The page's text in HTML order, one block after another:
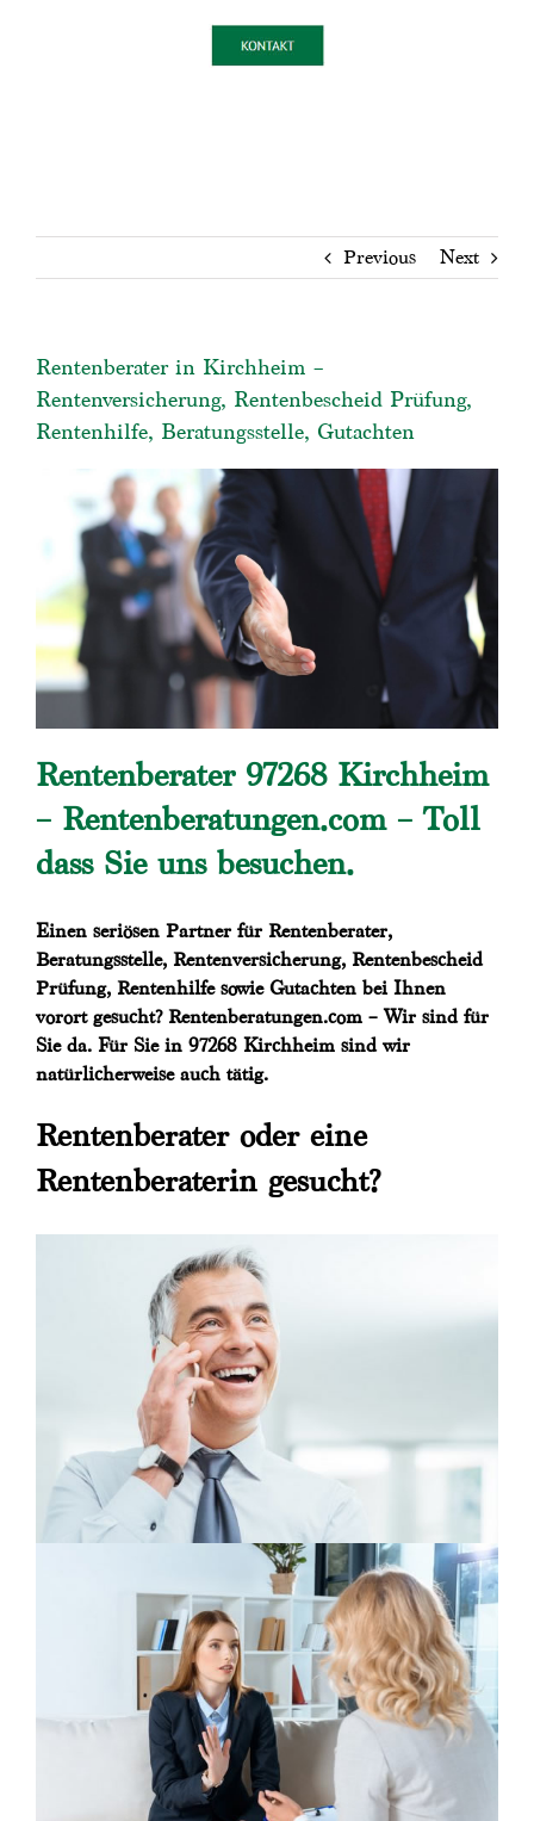
Previous Next
Rentenberater in Kirchheim –
Rentenversicherung, Rentenbescheid Prüfung,
Rentenhilfe, Beratungsstelle, Gutachten
Rentenberater 97268 Kirchheim
– Rentenberatungen.com – Toll
dass Sie uns besuchen.
Einen seriösen Partner für Rentenberater,
Beratungsstelle, Rentenversicherung, Rentenbescheid
Prüfung, Rentenhilfe sowie Gutachten bei Ihnen
vorort gesucht? Rentenberatungen.com – Wir sind für
Sie da. Für Sie in 97268 Kirchheim sind wir
natürlicherweise auch tätig.
Rentenberater oder eine
Rentenberaterin gesucht?